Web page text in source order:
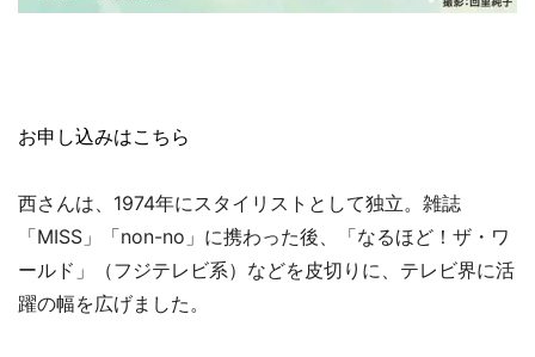
お申し込みはこちら
西さんは、1974年にスタイリストとして独立。雑誌
「MISS」「non-no」に携わった後、「なるほど！ザ・ワ
ールド」（フジテレビ系）などを皮切りに、テレビ界に活
躍の幅を広げました。